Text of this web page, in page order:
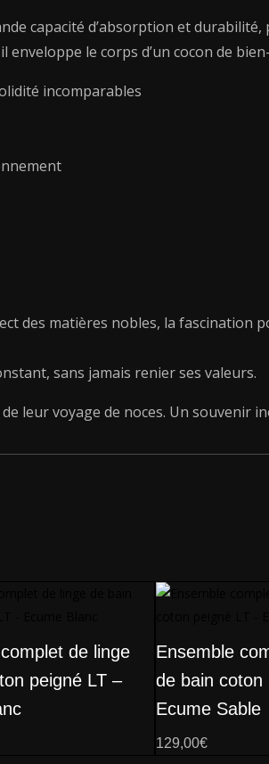
capacité d’absorption et
le corps d’un cocon de
incomparables
des matières nobles, la fascination
sans jamais renier ses valeurs.
leur voyage de noces. Un souvenir
de linge
peigné LT –
Ensemble
de bain coton
Ecume Sable
129,00€